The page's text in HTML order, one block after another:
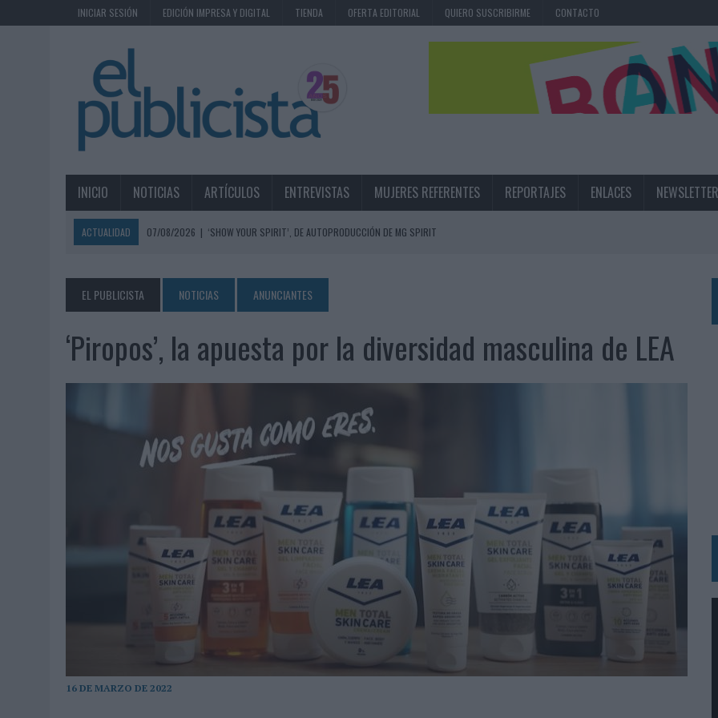
INICIAR SESIÓN EDICIÓN IMPRESA Y DIGITAL TIENDA OFERTA EDITORIAL QUIERO SUSCRIBIRME CONTACTO
INICIO NOTICIAS ARTÍCULOS ENTREVISTAS MUJERES REFERENTES REPORTAJES ENLACES NEWSLETTER
ACTUALIDAD 07/08/2026 | ‘SHOW YOUR SPIRIT’, DE AUTOPRODUCCIÓN DE MG SPIRIT
07/08/2026 | MG SPIRIT RELANZA SU MARCA CON UNA ESTRATEGIA 360º CENTRADA EN EL ORIGEN BARCELONÉS
07/08/2026
PATRÓN CONVIERTE EL NUEVO SINGLE DE ARÓN PIPER EN UNA EXPERIENCIA DE MARCA EN IBIZA
07/08/2026
| EL VERANO PONE A PRUEBA LA ESTRATEGIA DIGITAL DE LAS MARCAS
07/08/2026
CUANDO SE APAGUE EL SOL, EL ECLIPSE DE 2026 PONDRÁ A PRUEBA LA CREATIVIDAD DE LAS MARCAS
‘LA VUELTA’, DE FENOMENAL PARA MÁLAGA CF
SIETE DE CADA DIEZ EMPRESAS ESPAÑOLAS NO INTEGRAN LA INFANCIA EN SU ESTRATEGIA
LA TELEVISIÓN SIGUE LIDERANDO EL CONSUMO DE MEDIOS EN VERANO Y SUPERA AL MÓVIL COMO DISPOSITIVO MÁS UTILIZADO
| EL USO DE LA IA GENERATIVA ALCANZA YA AL 62% DE LOS ESPAÑOLES
06/08/2026
SYSTEM1 NOMBRA A KIMBERLY BASTONI COMO NUEVA DIRECTORA COMERCIAL GLOBAL
FRIGO Y UNIQLO LANZAN UNA COLECCIÓN PERSONALIZABLE INSPIRADA EN CORNETTO, CALIPPO Y SOLERO
LA IA ESTÁ SUBIENDO EL LISTÓN DE LA CREATIVIDAD
BEON WORLDWIDE LANZA RAÍZ URBANA PARA TRANSFORMAR EL PATRIMONIO HISTÓRICO EN ACTIVOS CULTURALES Y ECONÓMICOS
FABRA COMUNICACIÓN INCORPORA A CASONÁ Y ASUME LA GESTIÓN DE SUS RELACIONES CON LOS MEDIOS
05/08/2026 | LOPESAN HOTELS & RESORTS ACERCA EL PARAÍSO CANARIO EN SU ÚLTIMA CAMPAÑA INTERNACIONAL
EL PUBLICISTA NOTICIAS ANUNCIANTES
‘Piropos’, la apuesta por la diversidad masculina de LEA
16 DE MARZO DE 2022